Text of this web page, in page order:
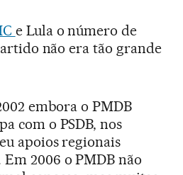
e Lula o número de
não era tão grande
embora o PMDB
com o PSDB, nos
apoios regionais
2006 o PMDB não